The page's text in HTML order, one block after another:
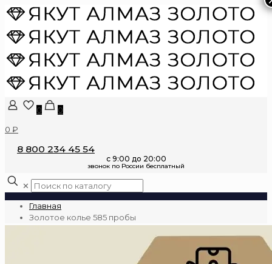
0
0
0 ₽
8 800 234 45 54
✕
Главная
Золотое колье 585 пробы